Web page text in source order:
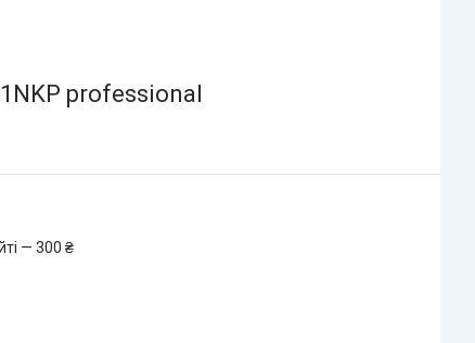
professional
— 300 ₴